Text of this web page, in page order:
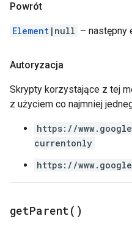
Powrót
Element |null – następny
Autoryzacja
Skrypty korzystające z tej
z użyciem co najmniej
https://
currentonly
https://
getParent( )